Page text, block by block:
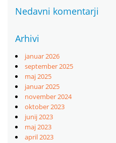
Nedavni komentarji
Arhivi
januar 2026
september 2025
maj 2025
januar 2025
november 2024
oktober 2023
junij 2023
maj 2023
april 2023